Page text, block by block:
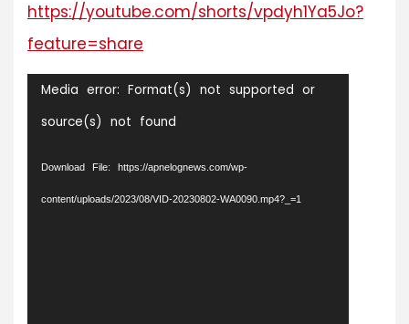
https://youtube.com/shorts/vpdyh1Ya5Jo?
feature=share
Video
Player
Media error: Format(s) not supported or
source(s) not found
Download File: https://apnelognews.com/wp-
content/uploads/2023/08/VID-20230802-WA0090.mp4?_=1